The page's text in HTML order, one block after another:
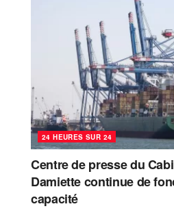
24 HEURES SUR 24
Centre de presse du
Damiette continue de
capacité